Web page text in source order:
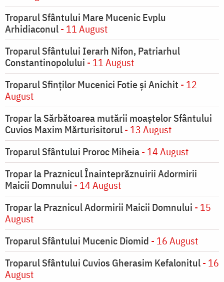
Troparul Sfântului Mare Mucenic Evplu
Arhidiaconul- 11 August
Troparul Sfântului Ierarh Nifon, Patriarhul
Constantinopolului - 11 August
Troparul Sfinţilor Mucenici Fotie şi Anichit - 12
August
Tropar la Sărbătoarea mutării moaştelor Sfântului
Cuvios Maxim Mărturisitorul- 13 August
Troparul Sfântului Proroc Miheia- 14 August
Tropar la Praznicul Înainteprăznuirii Adormirii
Maicii Domnului - 14 August
Tropar la Praznicul Adormirii Maicii Domnului - 15
August
Troparul Sfântului Mucenic Diomid - 16 August
Troparul Sfântului Cuvios Gherasim Kefalonitul- 16
August